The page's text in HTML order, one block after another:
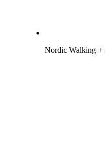
Nordic Walking +